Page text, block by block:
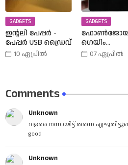
GADGETS
ഇന്റലി പേപ്പർ -
പേപ്പർ USB ഡ്രൈവ്
10 ഏപ്രിൽ
GADGETS
ഫോൺജോയി
ഗെയിം
കൺട്രോളർ |
07 ഏപ്രിൽ
Comments
Unknown
വളരെ നന്നായിട്ട് തന്നെ
good
Unknown